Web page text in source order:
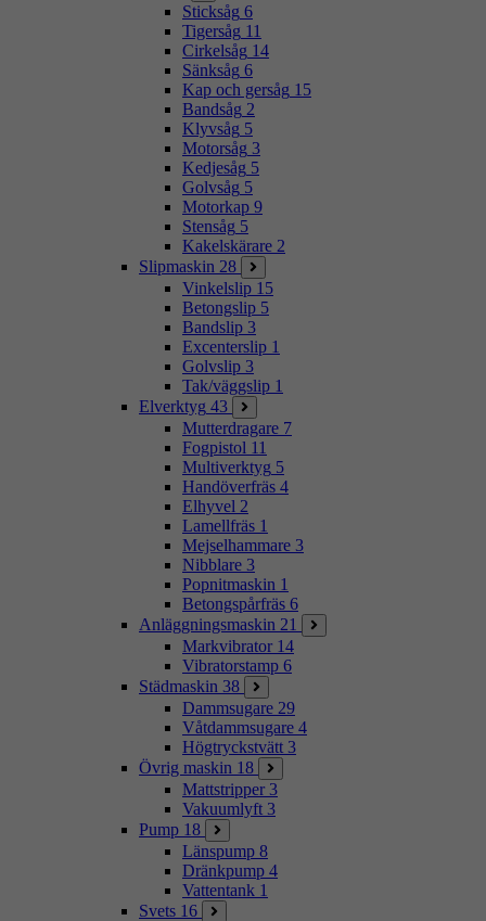
Sticksåg 6
Tigersåg 11
Cirkelsåg 14
Sänksåg 6
Kap och gersåg 15
Bandsåg 2
Klyvsåg 5
Motorsåg 3
Kedjesåg 5
Golvsåg 5
Motorkap 9
Stensåg 5
Kakelskärare 2
Slipmaskin 28
Vinkelslip 15
Betongslip 5
Bandslip 3
Excenterslip 1
Golvslip 3
Tak/väggslip 1
Elverktyg 43
Mutterdragare 7
Fogpistol 11
Multiverktyg 5
Handöverfräs 4
Elhyvel 2
Lamellfräs 1
Mejselhammare 3
Nibblare 3
Popnitmaskin 1
Betongspårfräs 6
Anläggningsmaskin 21
Markvibrator 14
Vibratorstamp 6
Städmaskin 38
Dammsugare 29
Våtdammsugare 4
Högtryckstvätt 3
Övrig maskin 18
Mattstripper 3
Vakuumlyft 3
Pump 18
Länspump 8
Dränkpump 4
Vattentank 1
Svets 16